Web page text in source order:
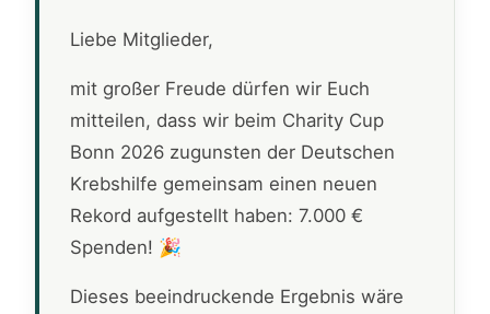
Liebe Mitglieder,
mit großer Freude dürfen wir Euch
mitteilen, dass wir beim Charity Cup
Bonn 2026 zugunsten der Deutschen
Krebshilfe gemeinsam einen neuen
Rekord aufgestellt haben: 7.000 €
Spenden! 🎉
Dieses beeindruckende Ergebnis wäre